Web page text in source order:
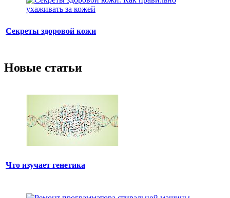
Секреты здоровой кожи
Новые статьи
Что изучает генетика